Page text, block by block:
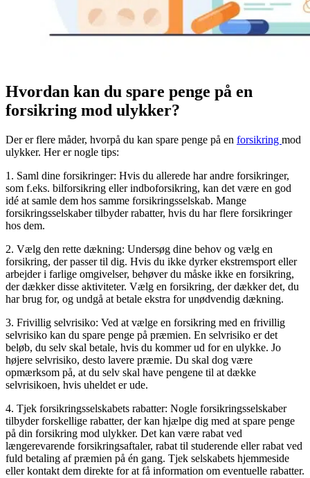
Hvordan kan du spare penge på en
forsikring mod ulykker?
Der er flere måder, hvorpå du kan spare penge på en forsikring mod
ulykker. Her er nogle tips:
1. Saml dine forsikringer: Hvis du allerede har andre forsikringer,
som f.eks. bilforsikring eller indboforsikring, kan det være en god
idé at samle dem hos samme forsikringsselskab. Mange
forsikringsselskaber tilbyder rabatter, hvis du har flere forsikringer
hos dem.
2. Vælg den rette dækning: Undersøg dine behov og vælg en
forsikring, der passer til dig. Hvis du ikke dyrker ekstremsport eller
arbejder i farlige omgivelser, behøver du måske ikke en forsikring,
der dækker disse aktiviteter. Vælg en forsikring, der dækker det, du
har brug for, og undgå at betale ekstra for unødvendig dækning.
3. Frivillig selvrisiko: Ved at vælge en forsikring med en frivillig
selvrisiko kan du spare penge på præmien. En selvrisiko er det
beløb, du selv skal betale, hvis du kommer ud for en ulykke. Jo
højere selvrisiko, desto lavere præmie. Du skal dog være
opmærksom på, at du selv skal have pengene til at dække
selvrisikoen, hvis uheldet er ude.
4. Tjek forsikringsselskabets rabatter: Nogle forsikringsselskaber
tilbyder forskellige rabatter, der kan hjælpe dig med at spare penge
på din forsikring mod ulykker. Det kan være rabat ved
længerevarende forsikringsaftaler, rabat til studerende eller rabat ved
fuld betaling af præmien på én gang. Tjek selskabets hjemmeside
eller kontakt dem direkte for at få information om eventuelle rabatter.